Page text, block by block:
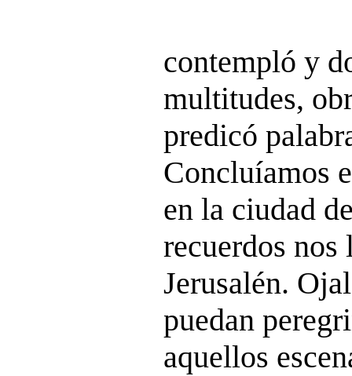
contempló y
multitudes,
predicó
Concluíamos
en la ciudad
recuerdos
Jerusalén.
puedan
aquellos